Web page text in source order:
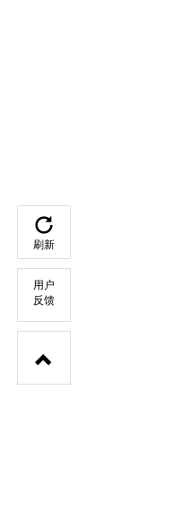
刷新
用户
反馈